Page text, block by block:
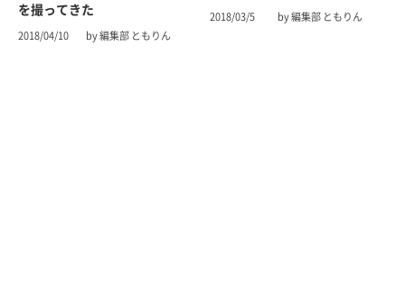
を撮ってきた
2018/04/10 by 編集部 ともりん
2018/03/5 by 編集部 ともりん